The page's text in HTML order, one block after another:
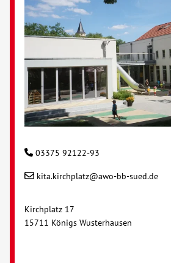
03375 92122-93
kita.kirchplatz@awo-bb-sued.de
Kirchplatz 17
15711 Königs Wusterhausen